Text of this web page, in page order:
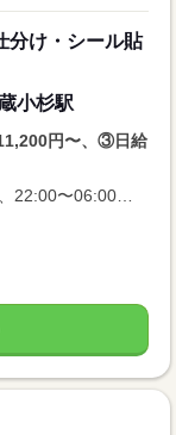
け・シール貼
小杉駅
円〜、③日給